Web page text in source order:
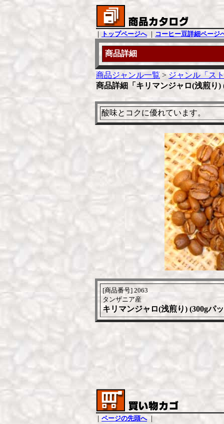
｜ トップページへ｜ コーヒー豆詳細ページ
商品詳細
商品ジャンル一覧 >ジャンル「ス
商品詳細「キリマンジャロ(浅煎り)
酸味とコクに優れています。
[商品番号] 2063
タンザニア産
キリマンジャロ(浅煎り) (300gパ
｜ ページの先頭へ｜